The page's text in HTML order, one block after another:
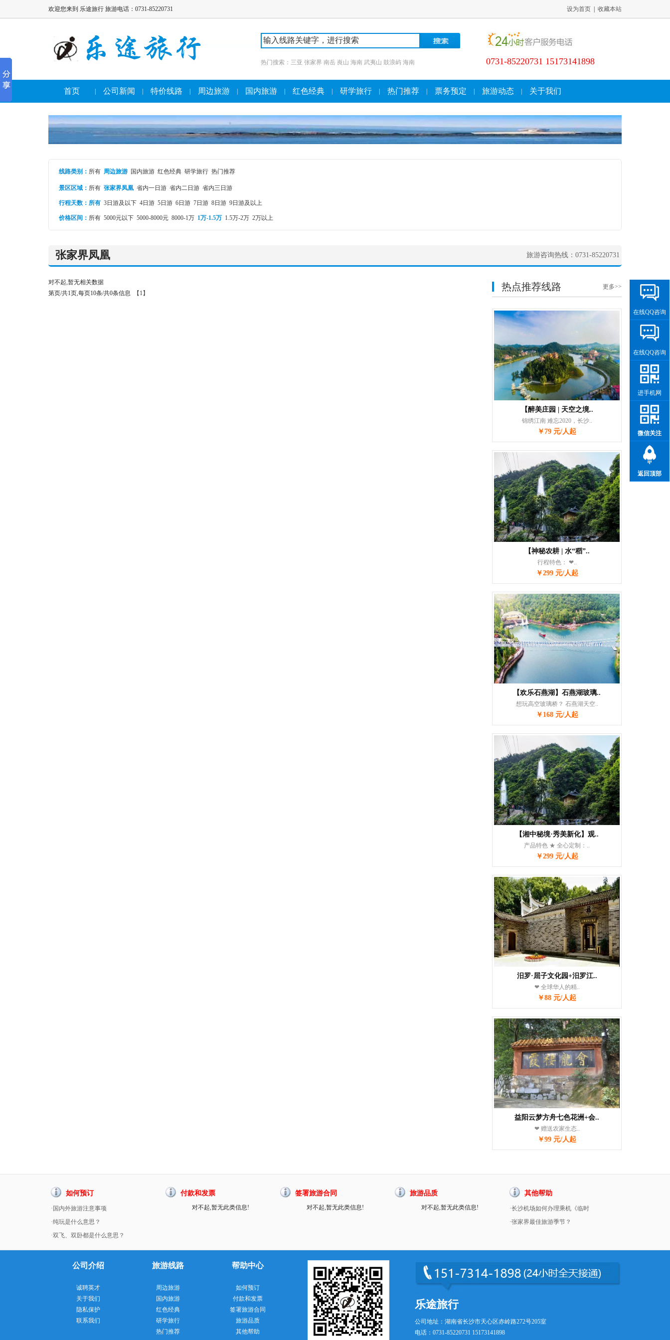
欢迎您来到 乐途旅行 旅游电话：0731-85220731 设为首页 收藏本站
热门搜索： 三亚 张家界 南岳 崀山 海南 武夷山 鼓浪屿 海南 0731-85220731 15173141898
首页 公司新闻 特价线路 周边旅游 国内旅游 红色经典 研学旅行 热门推荐 票务预定 旅游动态 关于我们
线路类别 ： 所有 周边旅游 国内旅游 红色经典 研学旅行 热门推荐
景区区域： 所有 张家界凤凰 省内一日游 省内二日游 省内三日游
行程天数： 所有 3日游及以下 4日游 5日游 6日游 7日游 8日游 9日游及以上
价格区间： 所有 5000元以下 5000-8000元 8000-1万 1万-1.5万 1.5万-2万 2万以上
张家界凤凰 旅游咨询热线：0731-85220731
对不起,暂无相关数据
第页/共1页,每页10条/共0条信息
【1】
热点推荐线路 更多>>
【醉美庄园 | 天空之境..
锦绣江南 难忘2020，长沙..
￥79 元/人起
【神秘农耕 | 水“稻”..
行程特色： ❤..
￥299 元/人起
【欢乐石燕湖】石燕湖玻璃..
想玩高空玻璃桥？ 石燕湖天空..
￥168 元/人起
【湘中秘境·秀美新化】观..
产品特色 ★ 全心定制：..
￥299 元/人起
汨罗·屈子文化园+汨罗江..
❤ 全球华人的精..
￥88 元/人起
益阳云梦方舟七色花洲+会..
❤ 赠送农家生态..
￥99 元/人起
如何预订
·国内外旅游注意事项
·纯玩是什么意思？
·双飞、双卧都是什么意思？
付款和发票
对不起,暂无此类信息!
签署旅游合同
对不起,暂无此类信息!
旅游品质
对不起,暂无此类信息!
其他帮助
·长沙机场如何办理乘机《临时
·张家界最佳旅游季节？
公司介绍
诚聘英才
关于我们
隐私保护
联系我们
旅游线路
周边旅游
国内旅游
红色经典
研学旅行
热门推荐
帮助中心
如何预订
付款和发票
签署旅游合同
旅游品质
其他帮助
乐途旅行
公司地址：湖南省长沙市天心区赤岭路272号205室
电话：0731-85220731 15173141898
在线QQ咨询
在线QQ咨询
进手机网
微信关注
返回顶部